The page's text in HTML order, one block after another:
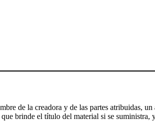
de la creadora y de las partes atribuidas,
brinde el título del material si se suministra,